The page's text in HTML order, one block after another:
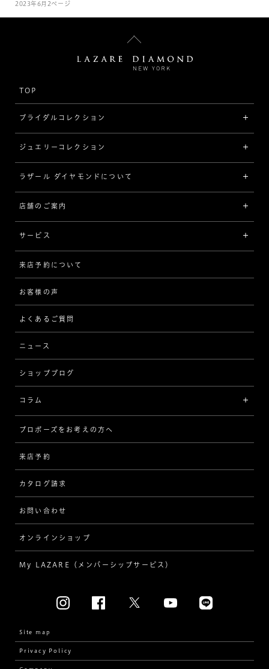
2023年6月2ページ
TOP
ブライダルコレクション
婚約指輪（エンゲージリング）
[素材から選ぶ]
プラチナ
イエローゴールド
コンビネーション
[フォルムから選ぶ]
ストレート
ウェーブ
V字
[セッテイングから選ぶ]
ソリテール
ワンサイドメレ
ダブルサイドメレ
ラインメレ
人気の婚約指輪
結婚指輪（マリッジリング）
[素材から選ぶ]
イエローゴールド
ジュエリーコレクション
ジュエリーコレクショントップ
ジュエリー一覧
リング
ネックレス/ペンダント
ピアス/イヤリング
ブレスレット
ラザール ダイヤモンドについて
ラザール ダイヤモンドについて
品質
歴史
企業の取り組み
店舗のご案内
サービス
サービスについて
アフターサービス
MESSAGE IN DIAMOND
品質保証
ブライダルアイテム
来店予約について
お客様の声
よくあるご質問
ニュース
ショップブログ
コラム
インタビュー
指輪
ダイヤモンド
プロポーズ
結婚式
プロポーズをお考えの方へ
来店予約
カタログ請求
お問い合わせ
オンラインショップ
My LAZARE（メンバーシップサービス）
Site map
Privacy Policy